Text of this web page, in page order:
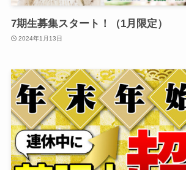
7期生募集スタート！（1月限定）
2024年1月13日